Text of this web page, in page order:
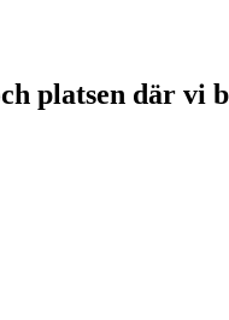
platsen där vi